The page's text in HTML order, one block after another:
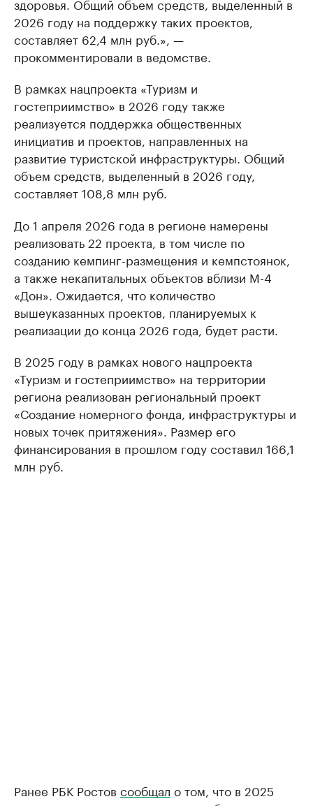
2026 году на поддержку таких проектов,
составляет 62,4 млн руб.», —
прокомментировали в ведомстве.
В рамках нацпроекта «Туризм и
гостеприимство» в 2026 году также
реализуется поддержка общественных
инициатив и проектов, направленных на
развитие туристской инфраструктуры. Общий
объем средств, выделенный в 2026 году,
составляет 108,8 млн руб.
До 1 апреля 2026 года в регионе намерены
реализовать 22 проекта, в том числе по
созданию кемпинг-размещения и кемпстоянок,
а также некапитальных объектов вблизи М-4
«Дон». Ожидается, что количество
вышеуказанных проектов, планируемых к
реализации до конца 2026 года, будет расти.
В 2025 году в рамках нового нацпроекта
«Туризм и гостеприимство» на территории
региона реализован региональный проект
«Создание номерного фонда, инфраструктуры и
новых точек притяжения». Размер его
финансирования в прошлом году составил 166,1
млн руб.
Ранее РБК Ростов сообщал о том, что в 2025